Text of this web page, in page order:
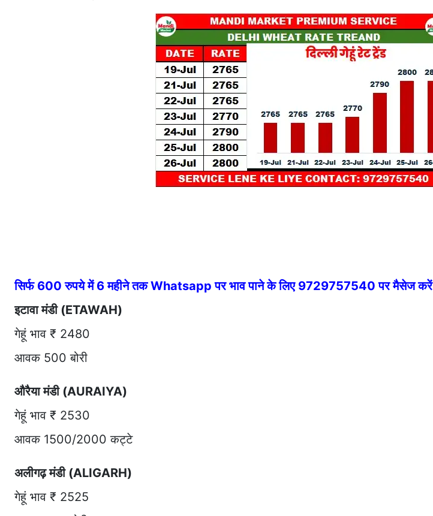
सिर्फ 600 रुपये में 6 महीने तक Whatsapp पर भाव पाने के लिए 9729757540 पर मैसेज करें
इटावा मंडी (ETAWAH)
गेहूं भाव ₹ 2480
आवक 500 बोरी
औरैया मंडी (AURAIYA)
गेहूं भाव ₹ 2530
आवक 1500/2000 कट्टे
अलीगढ़ मंडी (ALIGARH)
गेहूं भाव ₹ 2525